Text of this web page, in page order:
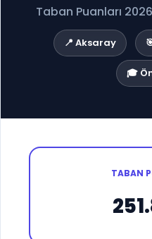
Taban Puanları
📍 Aksaray
🎓
TABAN